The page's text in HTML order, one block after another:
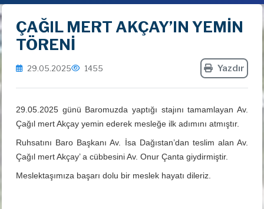
ÇAĞIL MERT AKÇAY’IN YEMİN
TÖRENİ
29.05.2025 1455 Yazdır
29.05.2025 günü Baromuzda yaptığı stajını tamamlayan Av.
Çağıl mert Akçay yemin ederek mesleğe ilk adımını atmıştır.
Ruhsatını Baro Başkanı Av. İsa Dağıstan’dan teslim alan Av.
Çağıl mert Akçay’ a cübbesini Av. Onur Çanta giydirmiştir.
Meslektaşımıza başarı dolu bir meslek hayatı dileriz.